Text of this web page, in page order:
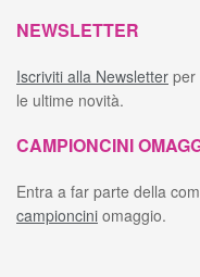
NEWSLETTER
Iscriviti alla Newsletter per
le ultime novità.
CAMPIONCINI
Entra a far parte della
campioncini omaggio.